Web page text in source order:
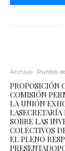
Archivo Puntos
PROPOSICIÓN
COMISIÓN
LA UNIÓN
SOBRE LAS
COLECTIVOS
EL PLENO